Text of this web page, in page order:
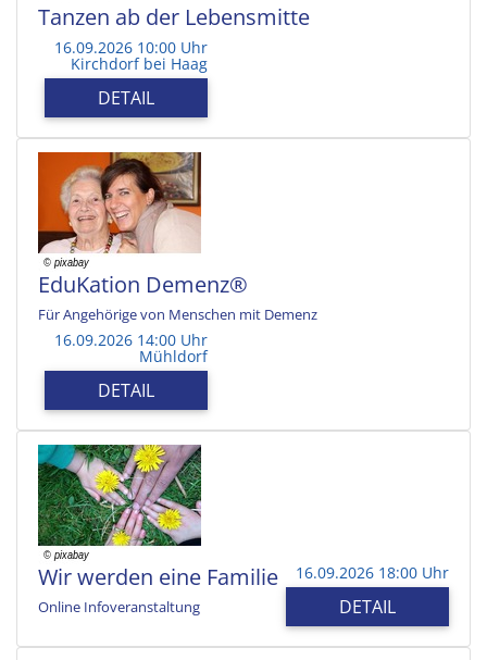
Tanzen ab der Lebensmitte
16.09.2026 10:00 Uhr
Kirchdorf bei Haag
DETAIL
EduKation Demenz®
Für Angehörige von Menschen mit Demenz
16.09.2026 14:00 Uhr
Mühldorf
DETAIL
Wir werden eine Familie
Online Infoveranstaltung
16.09.2026 18:00 Uhr
DETAIL